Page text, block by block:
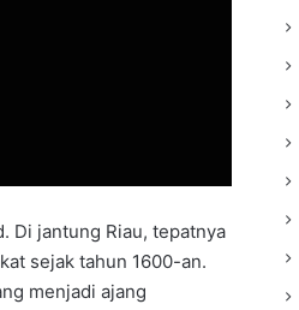
Di jantung Riau, tepatnya
sejak tahun 1600-an.
menjadi ajang